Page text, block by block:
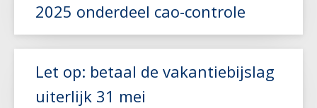
Lees meer
2025 onderdeel cao-controle
Let op: betaal de vakantiebijslag
uiterlijk 31 mei